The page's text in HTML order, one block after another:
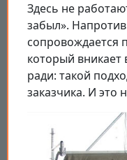
Здесь не
забыл».
сопровождается
который
ради: такой
заказчика. И это